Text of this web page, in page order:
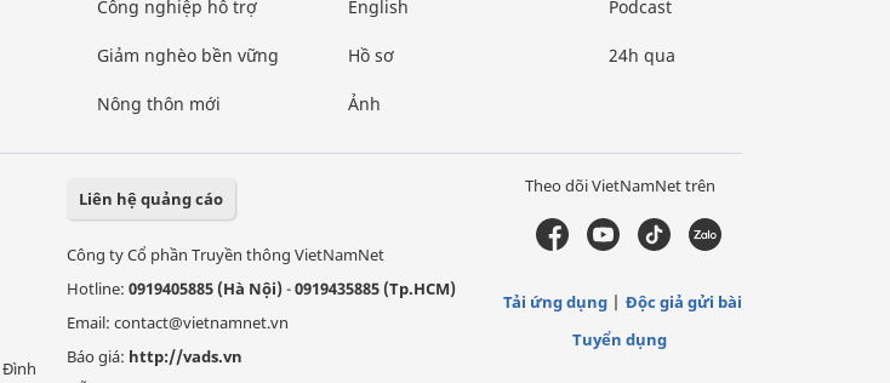
Công nghiệp hỗ trợ
Giảm nghèo bền vững
Nông thôn mới
English
Hồ sơ
Ảnh
Podcast
24h qua
Đình
Liên hệ quảng cáo
Công ty Cổ phần Truyền thông VietNamNet
Hotline: 0919405885 (Hà Nội)-0919435885 (Tp.HCM)
Email: contact@vietnamnet.vn
Báo giá: http://vads.vn
Theo dõi VietNamNet trên
Tải ứng dụng
Độc giả gửi bài
Tuyển dụng